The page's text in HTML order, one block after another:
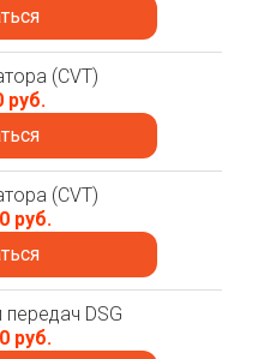
(CVT)
руб.
(CVT)
руб.
DSG
руб.